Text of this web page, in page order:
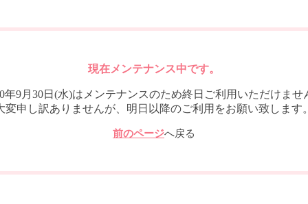
現在メンテナンス中です。
年9月30日(水)はメンテナンスのため終日ご利用いただけませ
変申し訳ありませんが、明日以降のご利用をお願い致します
前のページへ戻る